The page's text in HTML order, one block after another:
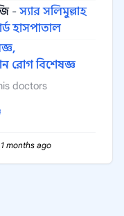
-স্যার সলিমুল্লাহ
হাসপাতাল
রোগ বিশেষজ্ঞ
doctors
months ago